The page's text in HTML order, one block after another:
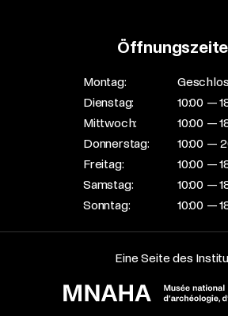
Montag:
Dienstag:
10:00 —
Mittwoch:
10:00 —
Donnerstag:
10:00 —
Freitag:
10:00 —
Samstag:
10:00 —
Sonntag:
10:00 —
Eine Seite des